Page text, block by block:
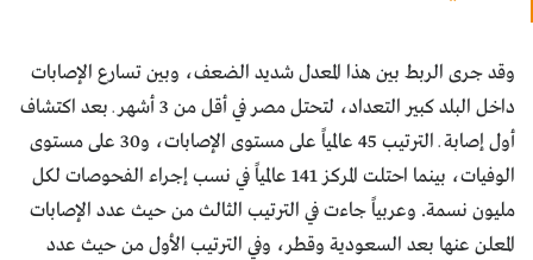
وقد جرى الربط بين هذا المعدل شديد الضعف، وبين تسارع الإصابات
داخل البلد كبير التعداد، لتحتل مصر في أقل من 3 أشهر ـ بعد اكتشاف
أول إصابة ـ الترتيب 45 عالمياً على مستوى الإصابات، و30 على مستوى
الوفيات، بينما احتلت المركز 141 عالمياً في نسب إجراء الفحوصات لكل
مليون نسمة. وعربياً جاءت في الترتيب الثالث من حيث عدد الإصابات
المعلن عنها بعد السعودية وقطر، وفي الترتيب الأول من حيث عدد